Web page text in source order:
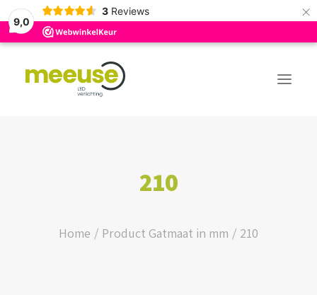
9,0
3 Reviews ×
BUDGET ASSORTIMENT
WEBSHOP
210
Home Product Gatmaat in mm 210